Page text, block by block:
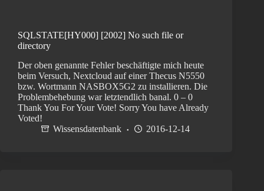
SQLSTATE[HY000] [2002] No such file or
directory
Der oben genannte Fehler beschäftigte mich heute
beim Versuch, Nextcloud auf einer Thecus N5550
bzw. Wortmann NASBOX5G2 zu installieren. Die
Problembehebung war letztendlich banal. 0 – 0
Thank You For Your Vote! Sorry You have Already
Voted!
Wissensdatenbank
2016-12-14